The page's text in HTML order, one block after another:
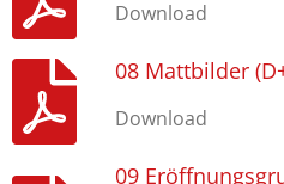
Download
08 Mattbilder
Download
09